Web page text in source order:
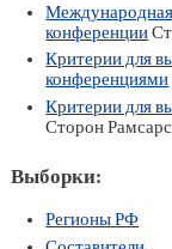
конференции
Критерии для
конференциями
Критерии для
Сторон
Выборки:
Регионы РФ